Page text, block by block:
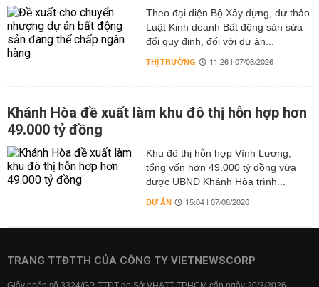
Theo đại diện Bộ Xây dựng, dự thảo
Luật Kinh doanh Bất động sản sửa
đổi quy định, đối với dự án...
THỊ TRƯỜNG 11:26 | 07/08/2026
Khánh Hòa đề xuất làm khu đô thị hỗn hợp hơn
49.000 tỷ đồng
Khu đô thị hỗn hợp Vĩnh Lương,
tổng vốn hơn 49.000 tỷ đồng vừa
được UBND Khánh Hòa trình...
DỰ ÁN 15:04 | 07/08/2026
TRANG TTĐTTH CỦA CÔNG TY VIETNEWSCORP